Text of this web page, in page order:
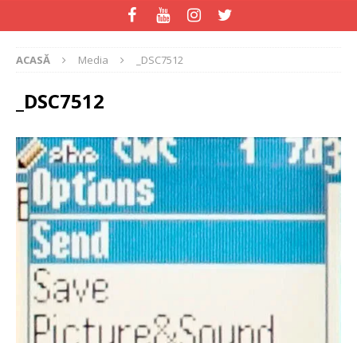
ACASĂ Media _DSC7512
_DSC7512